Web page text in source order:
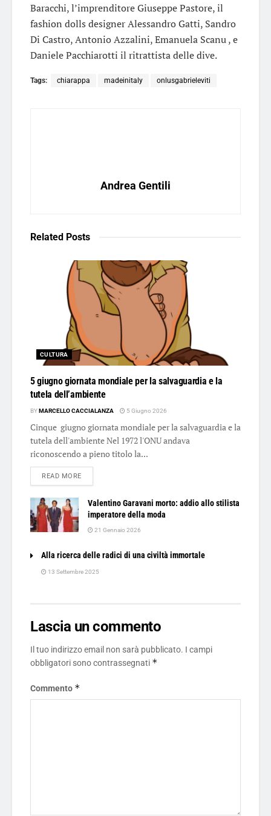
Baracchi, l’imprenditore Giuseppe Pastore, il
fashion dolls designer Alessandro Gatti, Sandro
Di Castro, Antonio Azzalini, Emanuela Scanu , e
Daniele Pacchiarotti il ritrattista delle dive.
Tags: chiarappa madeinitaly onlusgabrieleviti
Andrea Gentili
Related Posts
CULTURA
5 giugno giornata mondiale per la salvaguardia e la
tutela dell’ambiente
BYMARCELLO CACCIALANZA 5 Giugno 2026
Cinque giugno giornata mondiale per la salvaguardia e la
tutela dell'ambiente Nel 1972 l'ONU andava
riconoscendo a pieno titolo la...
READ MOREDETAILS
Valentino Garavani morto: addio allo stilista
imperatore della moda
21 Gennaio 2026
Alla ricerca delle radici di una civiltà immortale
13 Settembre 2025
Lascia un commento
Il tuo indirizzo email non sarà pubblicato. I campi
obbligatori sono contrassegnati *
Commento *